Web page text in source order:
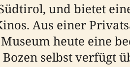
und bietet
Aus einer
heute eine
selbst verfügt